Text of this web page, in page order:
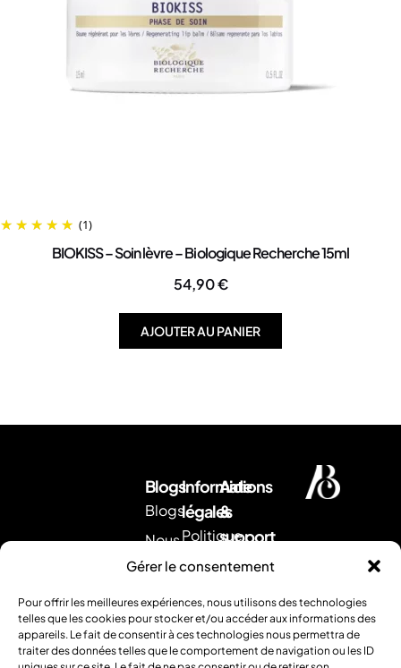
Gérer le consentement
Pour offrir les meilleures expériences, nous utilisons des technologies
telles que les cookies pour stocker et/ou accéder aux informations des
appareils. Le fait de consentir à ces technologies nous permettra de
traiter des données telles que le comportement de navigation ou les ID
(1)
BIOKISS – Soin lèvre – Biologique Recherche 15ml
54,90€
AJOUTER AU PANIER
Blogs
Blogs
Nous
contacter
remboursement
FAQ
Informations
légales
Politique
Mentions
légales
Aide
&
support
nous
mail.
Ou
contactez